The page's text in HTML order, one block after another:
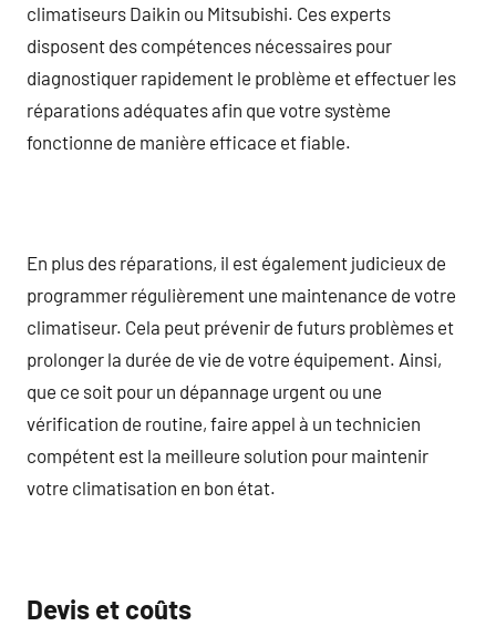
climatiseurs Daikin ou Mitsubishi. Ces experts
disposent des compétences nécessaires pour
diagnostiquer rapidement le problème et effectuer les
réparations adéquates afin que votre système
fonctionne de manière efficace et fiable.
En plus des réparations, il est également judicieux de
programmer régulièrement une maintenance de votre
climatiseur. Cela peut prévenir de futurs problèmes et
prolonger la durée de vie de votre équipement. Ainsi,
que ce soit pour un dépannage urgent ou une
vérification de routine, faire appel à un technicien
compétent est la meilleure solution pour maintenir
votre climatisation en bon état.
Devis et coûts